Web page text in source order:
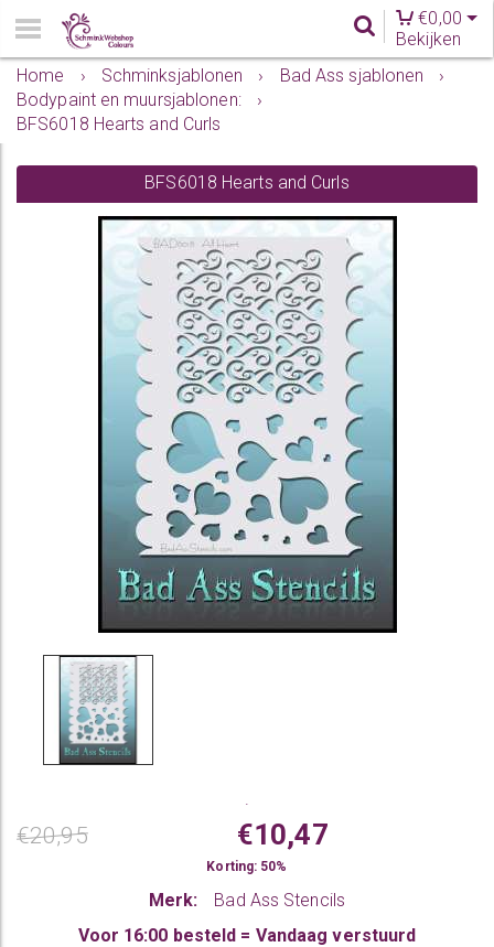
€0,00
Bekijken
Home
› Schminksjablonen › Bad Ass sjablonen
›
Bodypaint en muursjablonen:
›
BFS6018 Hearts and Curls
BFS6018 Hearts and Curls
.
€20,95 €10,47
Korting: 50%
Merk:
Bad Ass Stencils
Voor 16:00 besteld = Vandaag verstuurd